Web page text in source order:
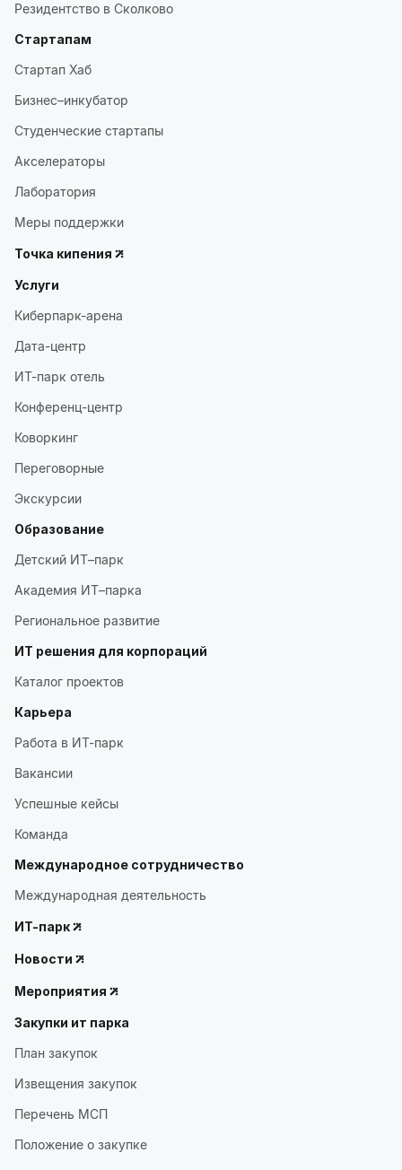
Резидентство в Сколково
Стартапам
Стартап Хаб
Бизнес–инкубатор
Студенческие стартапы
Акселераторы
Лаборатория
Меры поддержки
Точка кипения
Услуги
Киберпарк-арена
Дата-центр
ИТ-парк отель
Конференц-центр
Коворкинг
Переговорные
Экскурсии
Образование
Детский ИТ–парк
Академия ИТ–парка
Региональное развитие
ИТ решения для корпораций
Каталог проектов
Карьера
Работа в ИТ-парк
Вакансии
Успешные кейсы
Команда
Международное сотрудничество
Международная деятельность
ИТ-парк
Новости
Мероприятия
Закупки ит парка
План закупок
Извещения закупок
Перечень МСП
Положение о закупке